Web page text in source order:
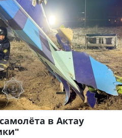
в Актау